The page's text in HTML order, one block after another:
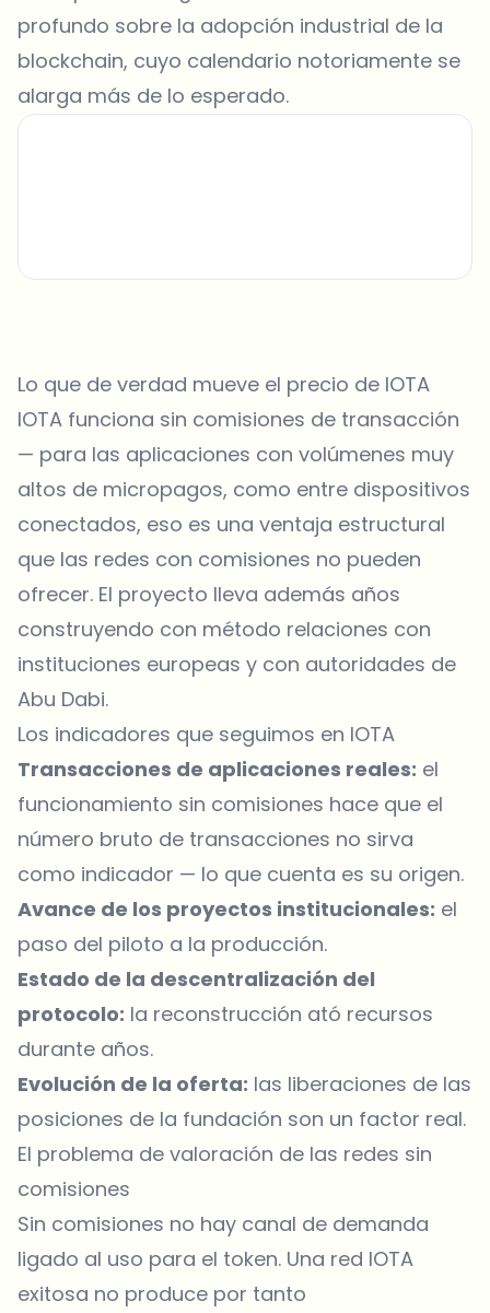
profundo sobre la adopción industrial de la
blockchain, cuyo calendario notoriamente se
alarga más de lo esperado.
Lo que de verdad mueve el precio de IOTA
IOTA funciona sin comisiones de transacción
— para las aplicaciones con volúmenes muy
altos de micropagos, como entre dispositivos
conectados, eso es una ventaja estructural
que las redes con comisiones no pueden
ofrecer. El proyecto lleva además años
construyendo con método relaciones con
instituciones europeas y con autoridades de
Abu Dabi.
Los indicadores que seguimos en IOTA
Transacciones de aplicaciones reales: el
funcionamiento sin comisiones hace que el
número bruto de transacciones no sirva
como indicador — lo que cuenta es su origen.
Avance de los proyectos institucionales: el
paso del piloto a la producción.
Estado de la descentralización del
protocolo: la reconstrucción ató recursos
durante años.
Evolución de la oferta: las liberaciones de las
posiciones de la fundación son un factor real.
El problema de valoración de las redes sin
comisiones
Sin comisiones no hay canal de demanda
ligado al uso para el token. Una red IOTA
exitosa no produce por tanto